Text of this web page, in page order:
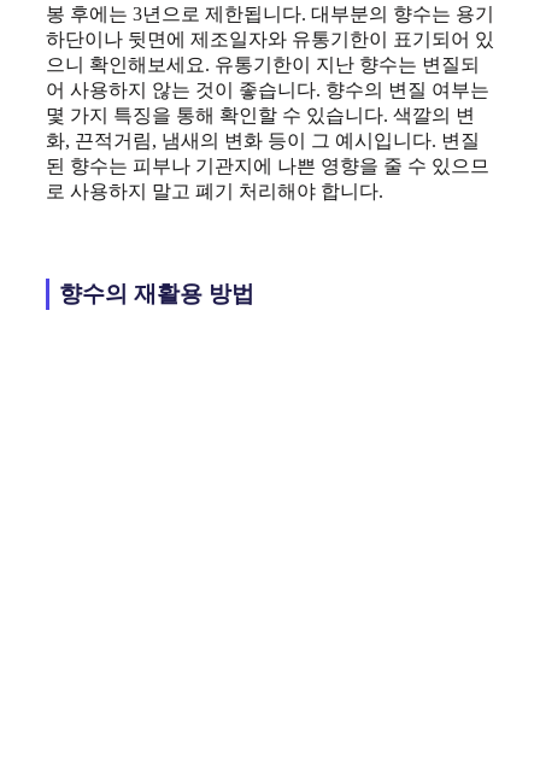
봉 후에는 3년으로 제한됩니다. 대부분의 향수는 용기
하단이나 뒷면에 제조일자와 유통기한이 표기되어 있
으니 확인해보세요. 유통기한이 지난 향수는 변질되
어 사용하지 않는 것이 좋습니다. 향수의 변질 여부는
몇 가지 특징을 통해 확인할 수 있습니다. 색깔의 변
화, 끈적거림, 냄새의 변화 등이 그 예시입니다. 변질
된 향수는 피부나 기관지에 나쁜 영향을 줄 수 있으므
로 사용하지 말고 폐기 처리해야 합니다.
향수의 재활용 방법